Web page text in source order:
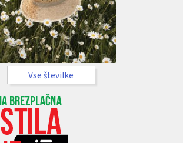
Vse številke